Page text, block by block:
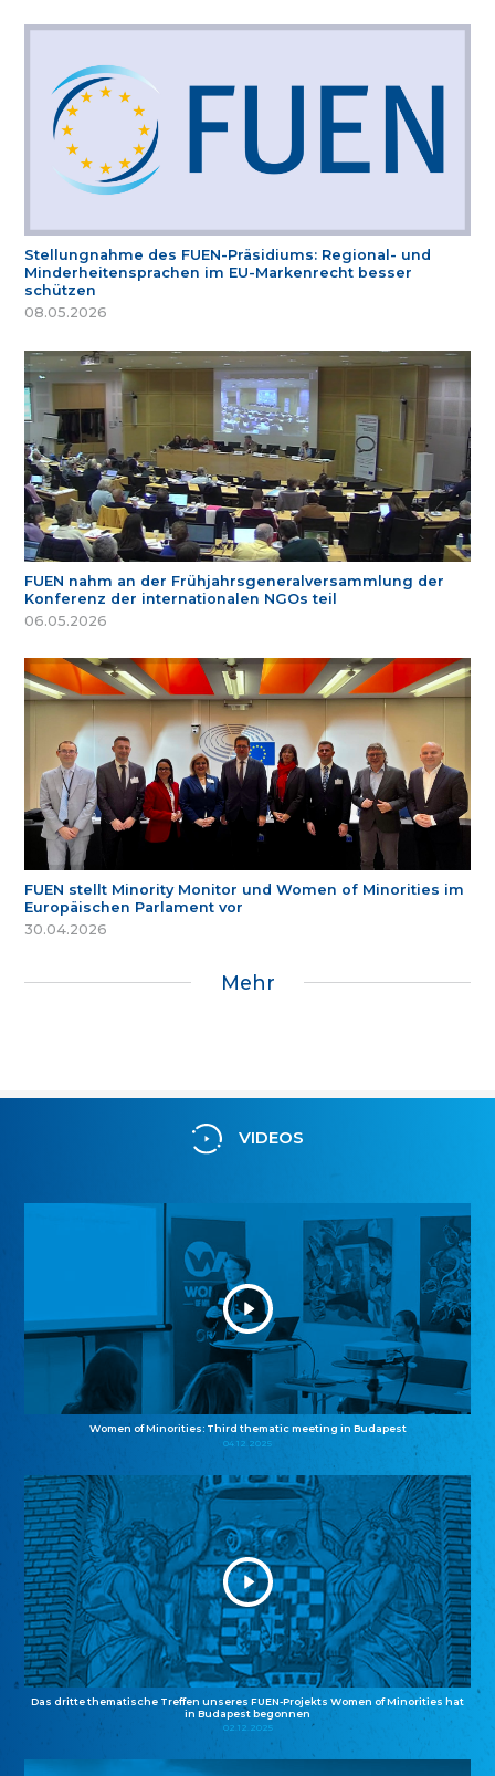
Stellungnahme des FUEN-Präsidiums: Regional- und
Minderheitensprachen im EU-Markenrecht besser
schützen
08.05.2026
FUEN nahm an der Frühjahrsgeneralversammlung der
Konferenz der internationalen NGOs teil
06.05.2026
FUEN stellt Minority Monitor und Women of Minorities im
Europäischen Parlament vor
30.04.2026
Mehr
VIDEOS
Women of Minorities: Third thematic meeting in Budapest
04.12.2025
Das dritte thematische Treffen unseres FUEN-Projekts Women of Minorities hat
in Budapest begonnen
02.12.2025